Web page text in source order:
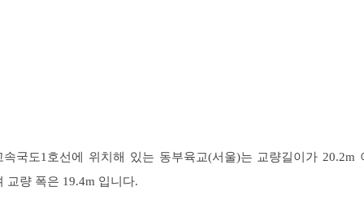
속국도1호선에 위치해 있는 동부육교(서울)는 교량길이가 20.2m
교량 폭은 19.4m 입니다.